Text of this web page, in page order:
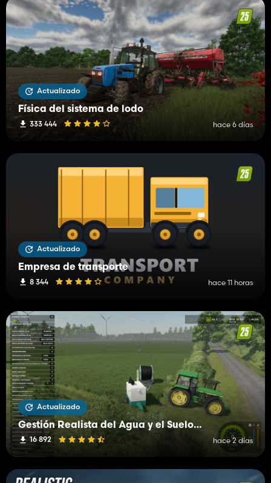
Actualizado
Física del sistema de lodo
333 444 hace 6 días
Actualizado
Empresa de transporte
8 344 hace 11 horas
Actualizado
Gestión Realista del Agua y el Suelo (RWSM)
16 892 hace 2 días